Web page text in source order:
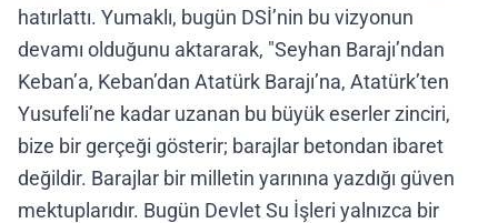
hatırlattı. Yumaklı, bugün DSİ’nin bu vizyonun
devamı olduğunu aktararak, "Seyhan Barajı’ndan
Keban’a, Keban’dan Atatürk Barajı’na, Atatürk’ten
Yusufeli’ne kadar uzanan bu büyük eserler zinciri,
bize bir gerçeği gösterir; barajlar betondan ibaret
değildir. Barajlar bir milletin yarınına yazdığı güven
mektuplarıdır. Bugün Devlet Su İşleri yalnızca bir